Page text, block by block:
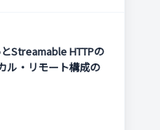
Streamable HTTPの
ル・リモート構成の